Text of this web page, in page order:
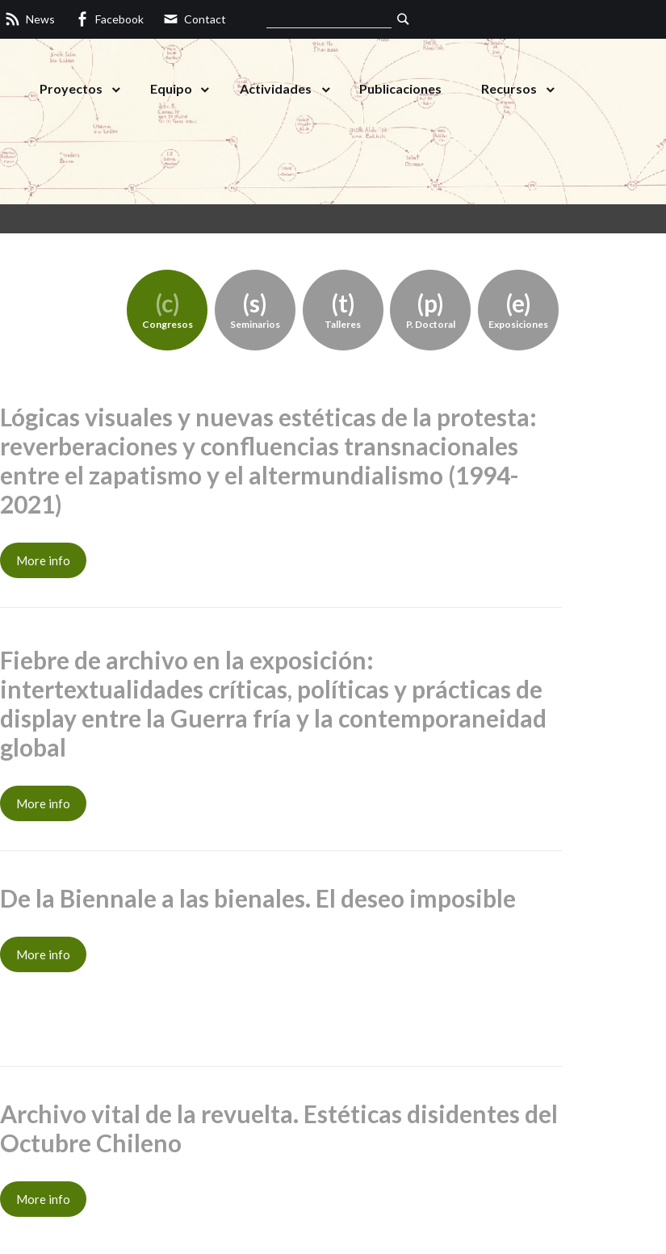
News Facebook Contact
Proyectos Equipo Actividades Publicaciones Recursos
Congresos Seminarios Talleres P. Doctoral Exposiciones
Lógicas visuales y nuevas estéticas de la protesta:
reverberaciones y confluencias transnacionales
entre el zapatismo y el altermundialismo (1994-
2021)
More info
Fiebre de archivo en la exposición:
intertextualidades críticas, políticas y prácticas de
display entre la Guerra fría y la contemporaneidad
global
More info
De la Biennale a las bienales. El deseo imposible
More info
Archivo vital de la revuelta. Estéticas disidentes del
Octubre Chileno
More info